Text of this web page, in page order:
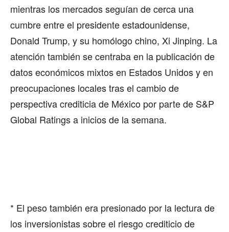
mientras los mercados seguían de cerca una
cumbre entre el presidente estadounidense,
Donald Trump, y su homólogo chino, Xi Jinping. La
atención también se centraba en la publicación de
datos económicos mixtos en Estados Unidos y en
preocupaciones locales tras el cambio de
perspectiva crediticia de México por parte de S&P
Global Ratings a inicios de la semana.
* El peso también era presionado por la lectura de
los inversionistas sobre el riesgo crediticio de